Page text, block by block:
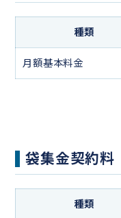
種類
月額基本料金
袋集金契約料
種類